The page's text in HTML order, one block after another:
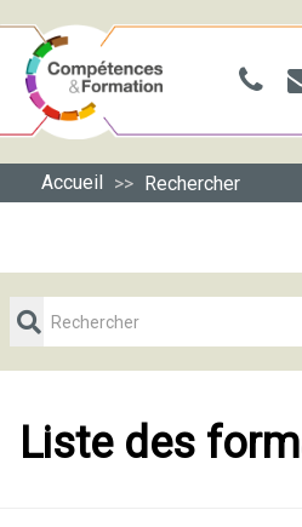
Accueil >> Rechercher
Liste des